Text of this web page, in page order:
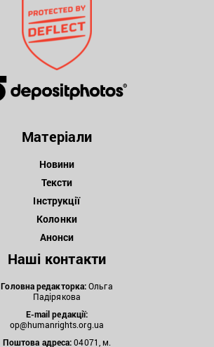
Матеріали
Новини
Тексти
Інструкції
Колонки
Анонси
Наші контакти
Головна редакторка:Ольга
Падірякова
E-mail редакції:
op@humanrights.org.ua
Поштова адреса:04071, м.